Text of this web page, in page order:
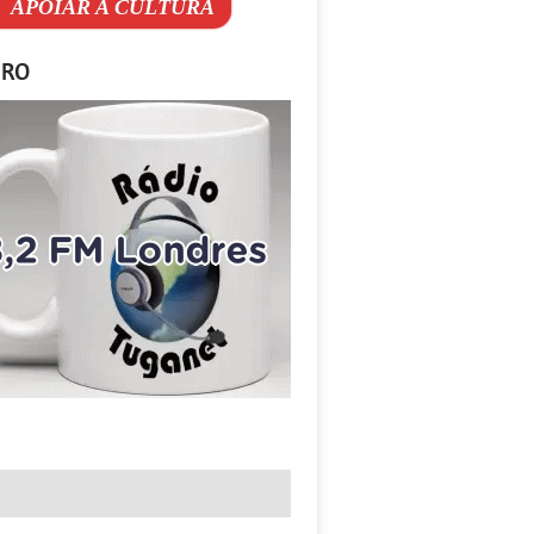
APOIAR A CULTURA